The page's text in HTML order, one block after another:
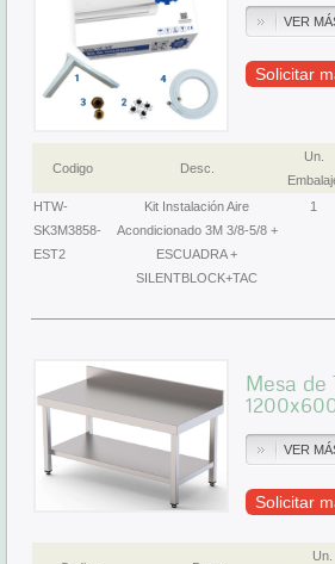
VER
Solicitar
Codigo Desc.
Un.
HTW-
SK3M3858-
EST2
Kit Instalación Aire
Acondicionado 3M 3/8-5/8 +
ESCUADRA +
SILENTBLOCK+TAC
1
Mesa de
VER
Solicitar
Un.